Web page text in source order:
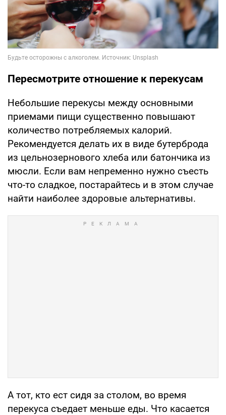
Пересмотрите отношение к перекусам
Небольшие перекусы между основными
приемами пищи существенно повышают
количество потребляемых калорий.
Рекомендуется делать их в виде бутерброда
из цельнозернового хлеба или батончика из
мюсли. Если вам непременно нужно съесть
что-то сладкое, постарайтесь и в этом случае
найти наиболее здоровые альтернативы.
А тот, кто ест сидя за столом, во время
перекуса съедает меньше еды. Что касается